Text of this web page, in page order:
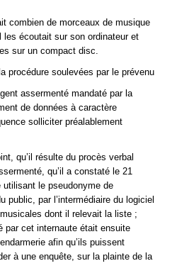
combien de morceaux de musique
les écoutait sur son ordinateur et
sur un compact disc.
procédure soulevées par le prévenu
assermenté mandaté par la
de données à caractère
solliciter préalablement
qu’il résulte du procès verbal
qu’il a constaté le 21
utilisant le pseudonyme de
public, par l’intermédiaire du logiciel
dont il relevait la liste ;
par cet internaute était ensuite
afin qu’ils puissent
à une enquête, sur la plainte de la